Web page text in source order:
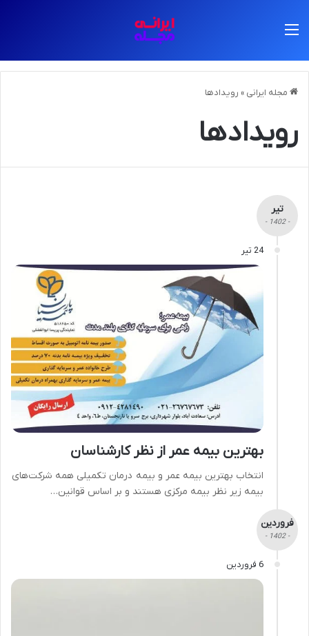
مجله ایرانی » رویدادها
رویدادها
تیر
- 1402 -
24 تیر
بهترین بیمه عمر از نظر کارشناسان
انتخاب بهترین بیمه عمر و بیمه درمان تکمیلی همه شرکت­‌های
بیمه زیر نظر بیمه مرکزی هستند و بر اساس قوانین…
فروردین
- 1402 -
6 فروردین